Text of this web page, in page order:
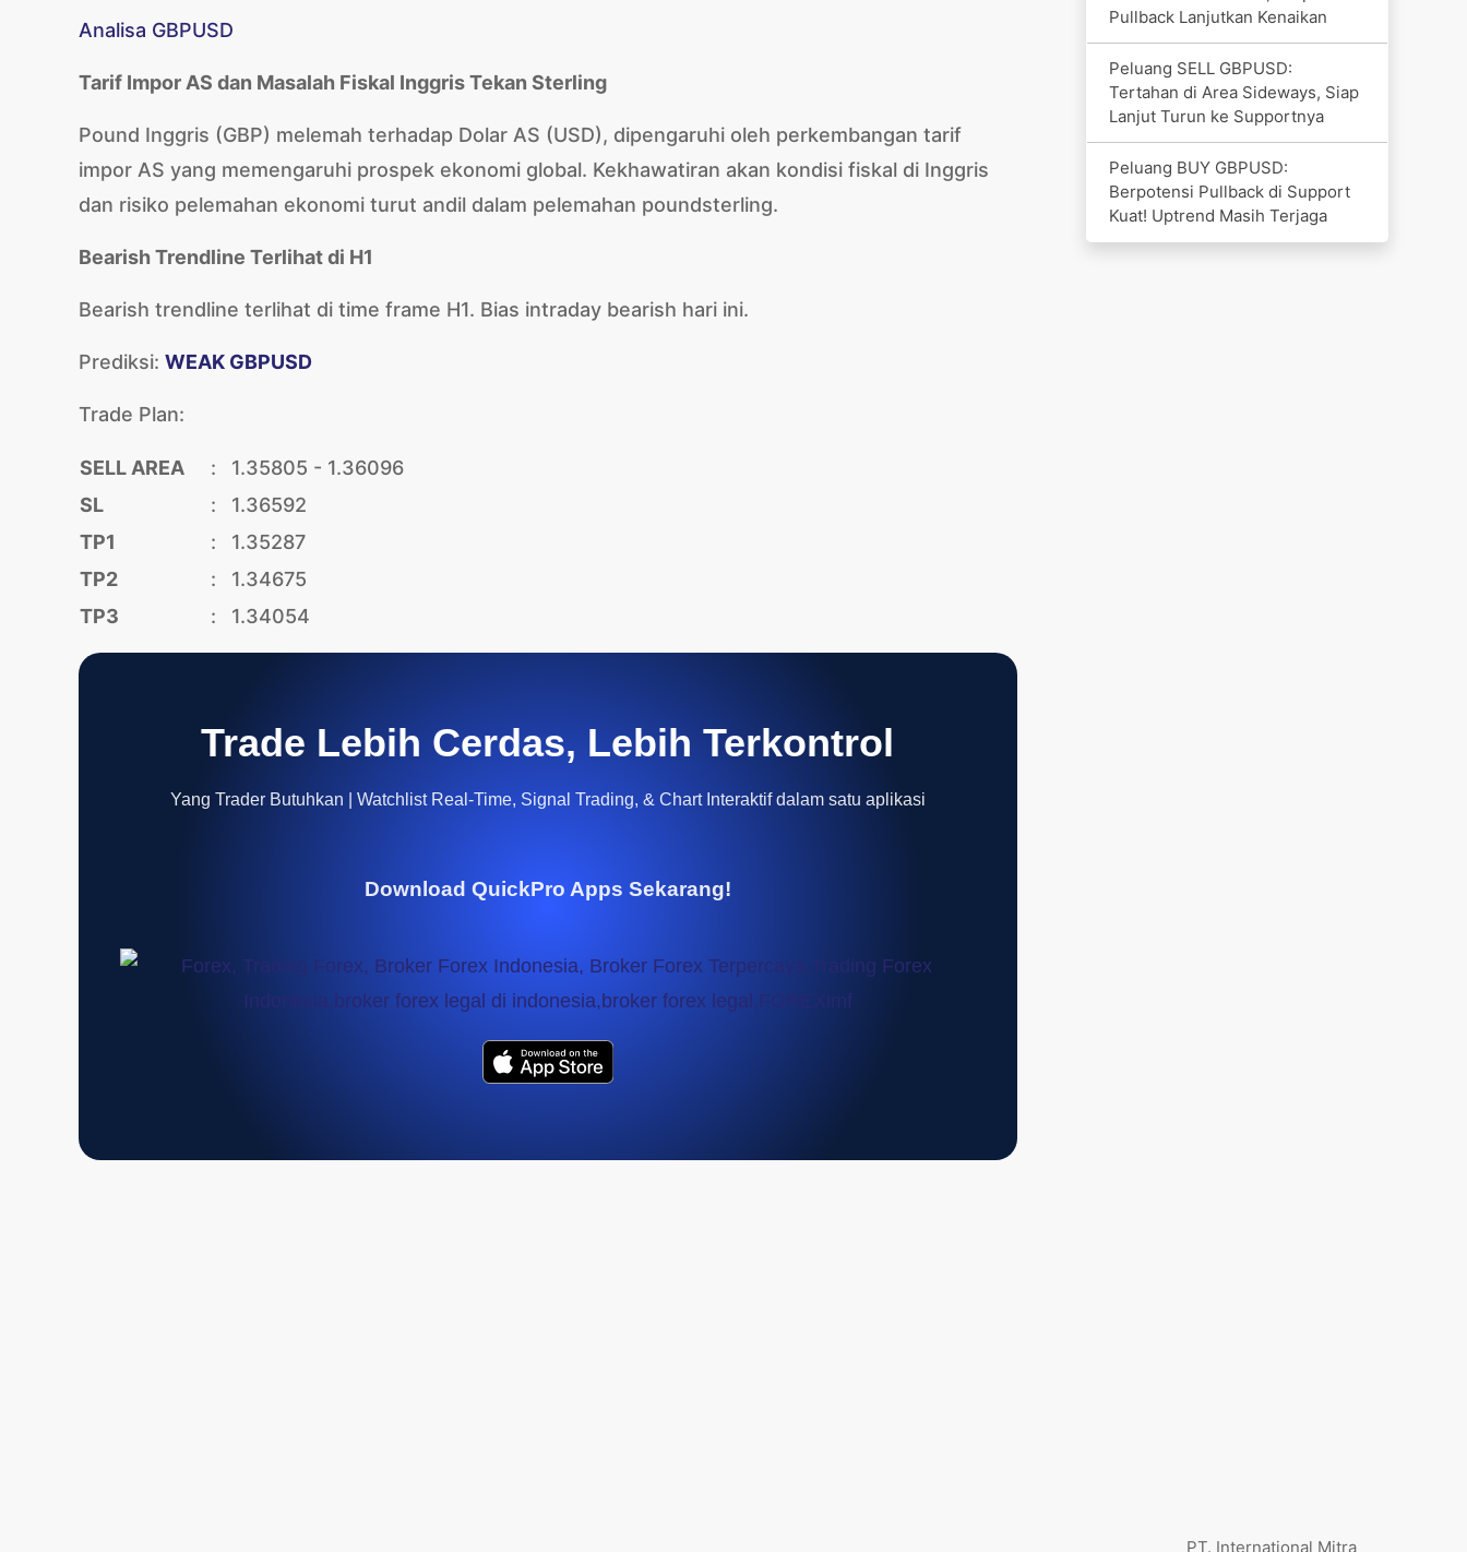
Analisa GBPUSD
Tarif Impor AS dan Masalah Fiskal Inggris Tekan Sterling
Pound Inggris (GBP) melemah terhadap Dolar AS (USD), dipengaruhi oleh perkembangan tarif
impor AS yang memengaruhi prospek ekonomi global. Kekhawatiran akan kondisi fiskal di Inggris
dan risiko pelemahan ekonomi turut andil dalam pelemahan poundsterling.
Bearish Trendline Terlihat di H1
Bearish trendline terlihat di time frame H1. Bias intraday bearish hari ini.
Prediksi: WEAK GBPUSD
Trade Plan:
SELL AREA :
1.35805 - 1.36096
SL
:
1.36592
TP1
:
1.35287
TP2
:
1.34675
TP3
: 1.34054
Trade Lebih Cerdas, Lebih Terkontrol
Yang Trader Butuhkan | Watchlist Real-Time, Signal Trading, & Chart Interaktif dalam satu aplikasi
Download QuickPro Apps Sekarang!
Pullback Lanjutkan Kenaikan
Peluang SELL GBPUSD:
Tertahan di Area Sideways, Siap
Lanjut Turun ke Supportnya
Peluang BUY GBPUSD:
Berpotensi Pullback di Support
Kuat! Uptrend Masih Terjaga
PT. International Mitra